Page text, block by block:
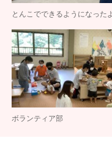
とんこでできるようになったよ
ボランティア部